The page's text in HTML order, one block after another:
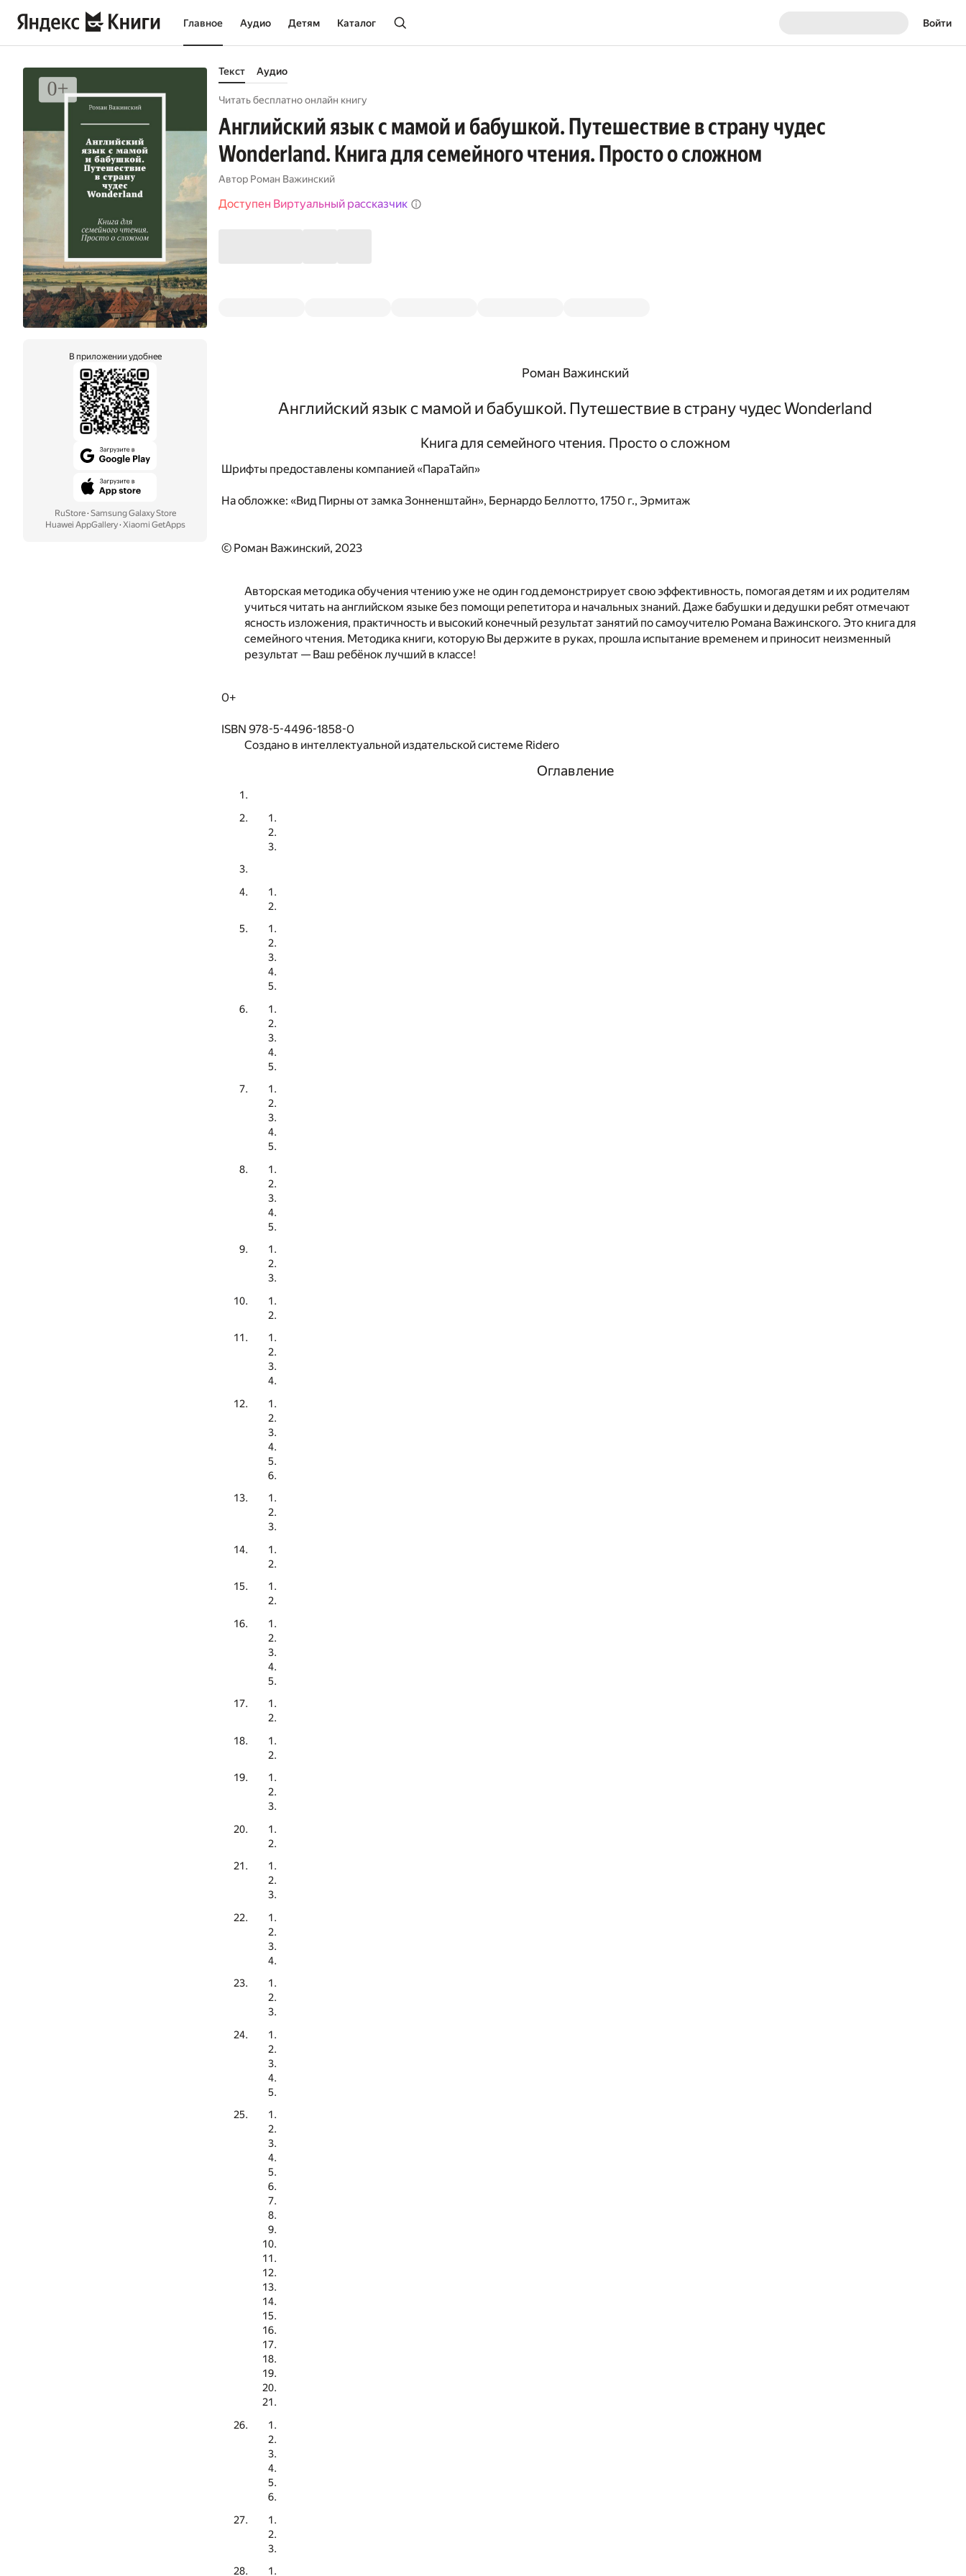
Главное Аудио Детям Каталог Войти
В приложении удобнее
RuStore· Samsung Galaxy Store
Huawei AppGallery· Xiaomi GetApps
Текст Аудио
Читать бесплатно онлайн книгу
Английский язык с мамой и бабушкой. Путешествие в страну чудес
Wonderland. Книга для семейного чтения. Просто о сложном
Автор Роман Важинский
Доступен Виртуальный рассказчик
Роман Важинский
Английский язык с мамой и бабушкой. Путешествие в страну чудес Wonderland
Книга для семейного чтения. Просто о сложном
Шрифты предоставлены компанией «ПараТайп»
На обложке: «Вид Пирны от замка Зонненштайн», Бернардо Беллотто, 1750 г., Эрмитаж
© Роман Важинский, 2023
Авторская методика обучения чтению уже не один год демонстрирует свою эффективность, помогая детям и их родителям
учиться читать на английском языке без помощи репетитора и начальных знаний. Даже бабушки и дедушки ребят отмечают
ясность изложения, практичность и высокий конечный результат занятий по самоучителю Романа Важинского. Это книга для
семейного чтения. Методика книги, которую Вы держите в руках, прошла испытание временем и приносит неизменный
результат — Ваш ребёнок лучший в классе!
0+
ISBN 978-5-4496-1858-0
Создано в интеллектуальной издательской системе Ridero
Оглавление